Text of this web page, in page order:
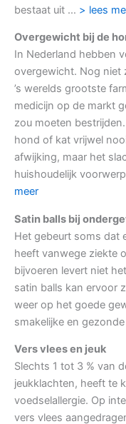
bestaat uit … > lees
Overgewicht bij de
In Nederland hebben
overgewicht. Nog niet
’s werelds grootste
medicijn op de markt
zou moeten
hond of kat vrijwel
afwijking, maar het
huishoudelijk
meer
Satin balls bij
Het gebeurt soms dat
heeft vanwege ziekte
bijvoeren levert niet
satin balls kan ervoor
weer op het goede
smakelijke en
Vers vlees en jeuk
Slechts 1 tot 3 % van
jeukklachten, heeft te
voedselallergie. Op
vers vlees